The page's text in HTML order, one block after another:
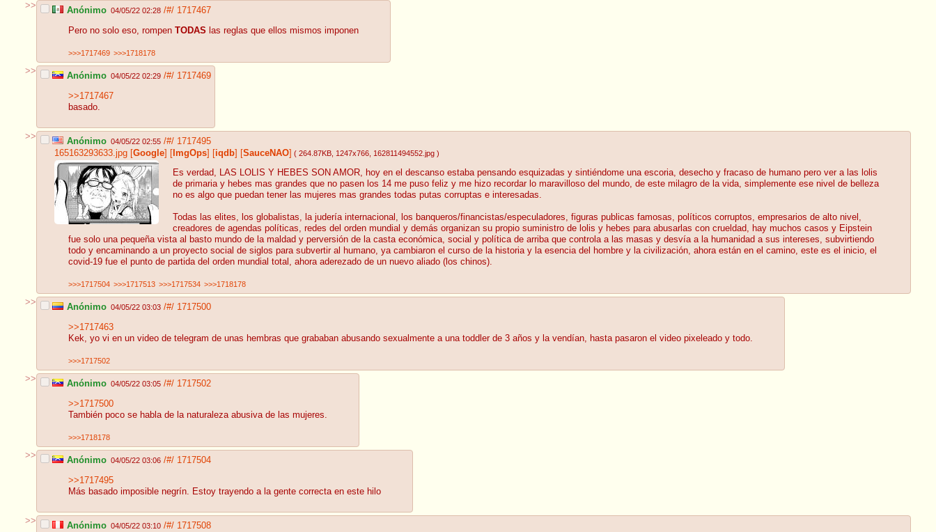
>> Anónimo 04/05/22 02:28 /#/ 1717467
Pero no solo eso, rompen TODAS las reglas que ellos mismos imponen
>>>1717469 >>>1718178
>> Anónimo 04/05/22 02:29 /#/ 1717469
>>1717467
basado.
>> Anónimo 04/05/22 02:55 /#/ 1717495
165163293633.jpg [Google] [ ImgOps] [iqdb] [SauceNAO] ( 264.87KB , 1247x766 , 162811494552.jpg )
Es verdad, LAS LOLIS Y HEBES SON AMOR, hoy en el descanso estaba pensando esquizadas y sintiéndome una escoria, desecho y fracaso de humano pero ver a las lolis
de primaria y hebes mas grandes que no pasen los 14 me puso feliz y me hizo recordar lo maravilloso del mundo, de este milagro de la vida, simplemente ese nivel de belleza
no es algo que puedan tener las mujeres mas grandes todas putas corruptas e interesadas.
Todas las elites, los globalistas, la judería internacional, los banqueros/financistas/especuladores, figuras publicas famosas, políticos corruptos, empresarios de alto nivel,
creadores de agendas políticas, redes del orden mundial y demás organizan su propio suministro de lolis y hebes para abusarlas con crueldad, hay muchos casos y Eipstein
fue solo una pequeña vista al basto mundo de la maldad y perversión de la casta económica, social y política de arriba que controla a las masas y desvía a la humanidad a sus intereses, subvirtiendo
todo y encaminando a un proyecto social de siglos para subvertir al humano, ya cambiaron el curso de la historia y la esencia del hombre y la civilización, ahora están en el camino, este es el inicio, el
covid-19 fue el punto de partida del orden mundial total, ahora aderezado de un nuevo aliado (los chinos).
>>>1717504 >>>1717513 >>>1717534 >>>1718178
>> Anónimo 04/05/22 03:03 /#/ 1717500
>>1717463
Kek, yo vi en un video de telegram de unas hembras que grababan abusando sexualmente a una toddler de 3 años y la vendían, hasta pasaron el video pixeleado y todo.
>>>1717502
>> Anónimo 04/05/22 03:05 /#/ 1717502
>>1717500
También poco se habla de la naturaleza abusiva de las mujeres.
>>>1718178
>> Anónimo 04/05/22 03:06 /#/ 1717504
>>1717495
Más basado imposible negrín. Estoy trayendo a la gente correcta en este hilo
>> Anónimo 04/05/22 03:10 /#/ 1717508